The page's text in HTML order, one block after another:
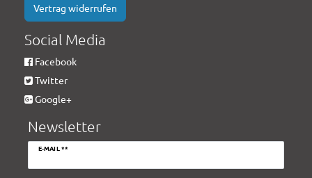
Vertrag widerrufen
Social Media
Facebook
Twitter
Google+
Newsletter
E-MAIL **
Newsletter